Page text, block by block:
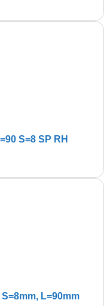
S=8 SP RH
L=90mm